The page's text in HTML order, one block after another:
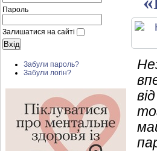
Пароль
Залишатися на сайті
Забули пароль?
Забули логін?